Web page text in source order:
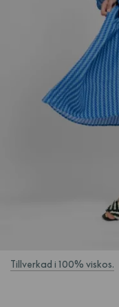
Tillverkad i 100% viskos.